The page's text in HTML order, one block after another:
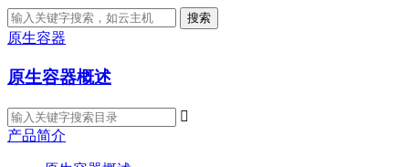
搜索
原生容器
原生容器概述

产品简介